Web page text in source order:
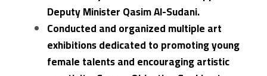
Deputy Minister Qasim Al-Sudani.
Conducted and organized multiple art
exhibitions dedicated to promoting young
female talents and encouraging artistic